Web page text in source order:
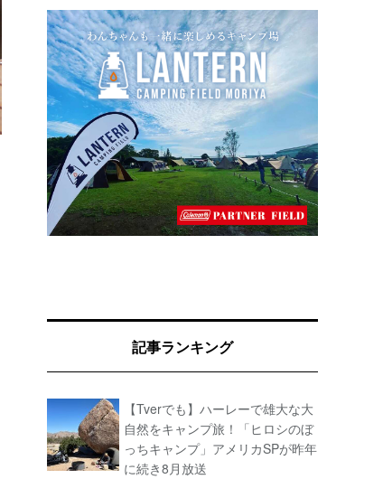
記事ランキング
【Tverでも】ハーレーで雄大な大
自然をキャンプ旅！「ヒロシのぼ
っちキャンプ」アメリカSPが昨年
に続き8月放送